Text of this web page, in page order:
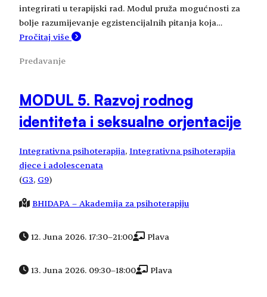
integrirati u terapijski rad. Modul pruža mogućnosti za
bolje razumijevanje egzistencijalnih pitanja koja…
Pročitaj više
Predavanje
MODUL 5. Razvoj rodnog
identiteta i seksualne orjentacije
Integrativna psihoterapija, Integrativna psihoterapija
djece i adolescenata
(G3, G9)
BHIDAPA – Akademija za psihoterapiju
12. Juna 2026. 17:30–21:00 Plava
13. Juna 2026. 09:30–18:00 Plava